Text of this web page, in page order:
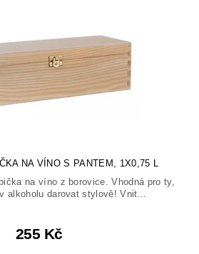
NA VÍNO S PANTEM, 1X0,75 L
na víno z borovice. Vhodná pro ty,
alkoholu darovat stylově! Vnit...
255 Kč